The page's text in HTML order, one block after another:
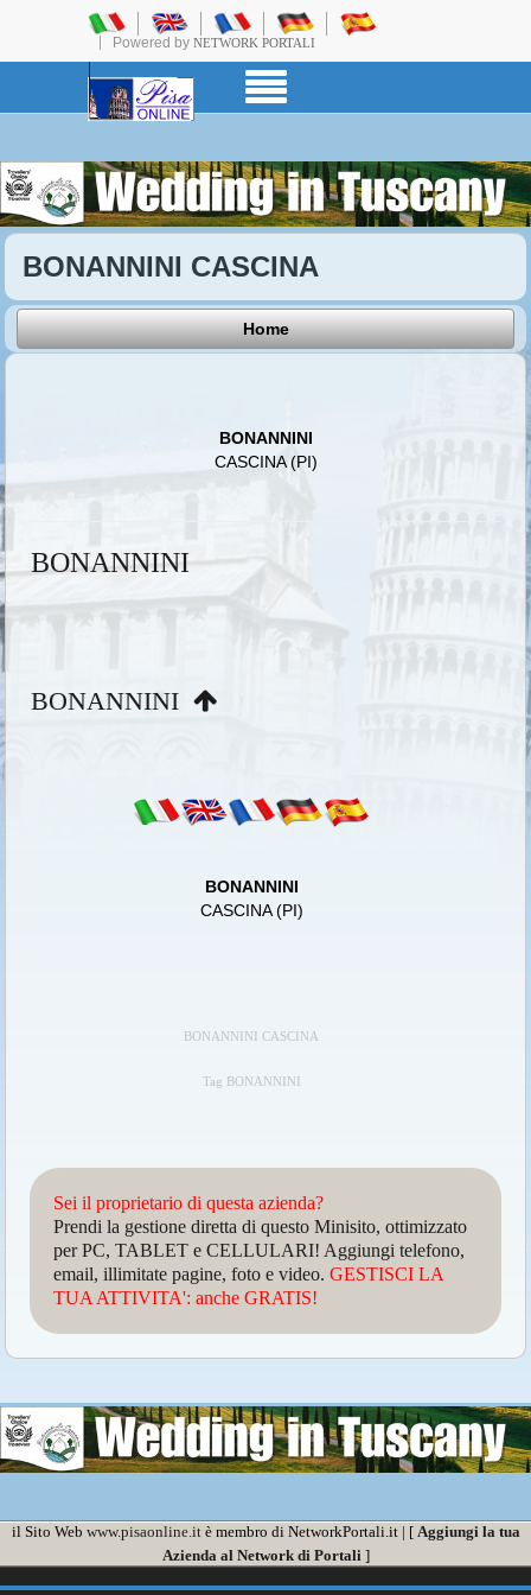
Powered by NETWORK PORTALI
BONANNINI CASCINA
Home
BONANNINI
CASCINA (PI)
BONANNINI
BONANNINI
BONANNINI
CASCINA (PI)
BONANNINI CASCINA
Tag BONANNINI
Sei il proprietario di questa azienda?
Prendi la gestione diretta di questo Minisito, ottimizzato
per PC, TABLET e CELLULARI! Aggiungi telefono,
email, illimitate pagine, foto e video.GESTISCI LA
TUA ATTIVITA': anche GRATIS!
il Sito Web www.pisaonline.itè membro di NetworkPortali.it | [ Aggiungi la tua
Azienda al Network di Portali ]